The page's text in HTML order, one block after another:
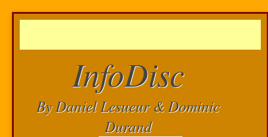
InfoDisc
By Daniel Lesueur & Dominic
Durand